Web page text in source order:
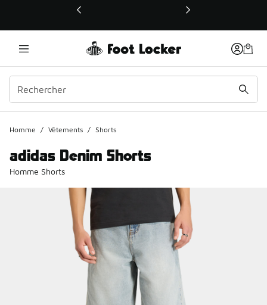
Ce lien ouvrira une nouvelle fenêtre
Homme / Vêtements / Shorts
adidas Denim Shorts
Homme Shorts